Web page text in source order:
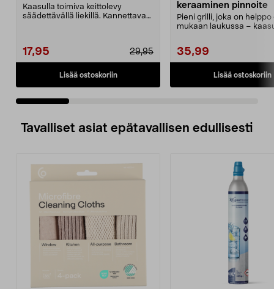
Kaasulla toimiva keittolevy
säädettävällä liekillä. Kannettava
17,95 29,95
Lisää ostoskoriin
keraaminen pinnoite
Pieni grilli, joka on helppo
mukaan laukussa –
35,99
Lisää ostoskoriin
Tavalliset asiat epätavallisen edullisesti